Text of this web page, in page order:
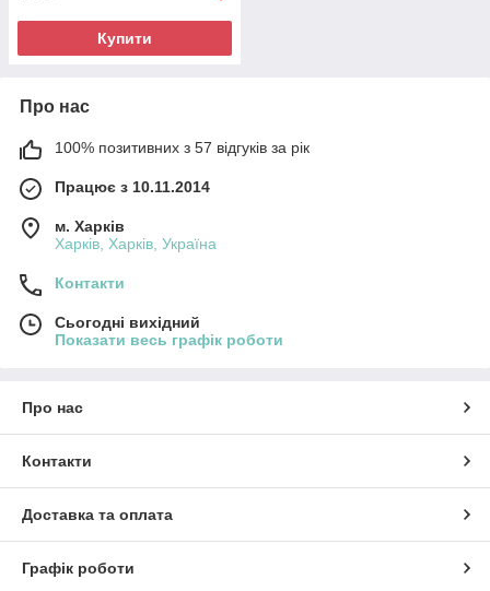
Купити
Про нас
100% позитивних з 57 відгуків за рік
Працює з 10.11.2014
м. Харків
Харків, Харків, Україна
Контакти
Сьогодні вихідний
Показати весь графік роботи
Про нас
Контакти
Доставка та оплата
Графік роботи